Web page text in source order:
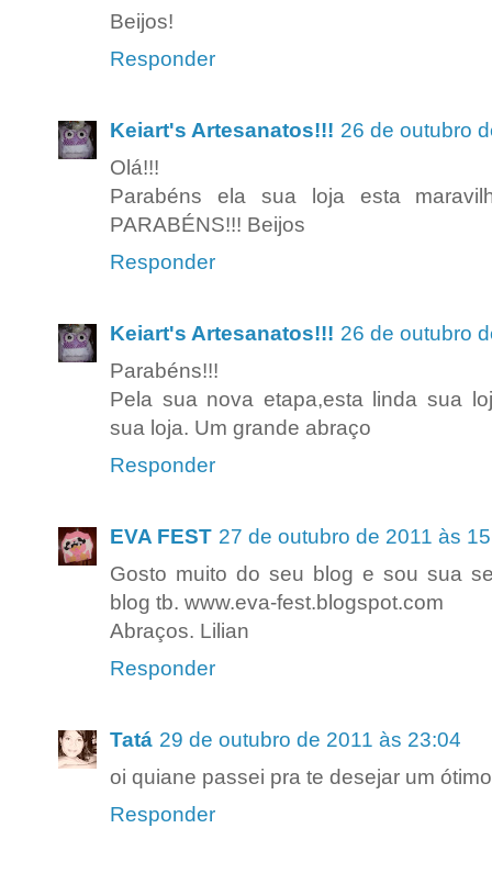
Beijos!
Responder
Keiart's Artesanatos!!! 26 de outubro
Olá!!!
Parabéns ela sua loja esta
PARABÉNS!!! Beijos
Responder
Keiart's Artesanatos!!! 26 de outubro
Parabéns!!!
Pela sua nova etapa,esta linda sua
sua loja. Um grande abraço
Responder
EVA FEST 27 de outubro de 2011 às
Gosto muito do seu blog e sou sua
blog tb. www.eva-fest.blogspot.com
Abraços. Lilian
Responder
Tatá 29 de outubro de 2011 às 23:04
oi quiane passei pra te desejar um
Responder